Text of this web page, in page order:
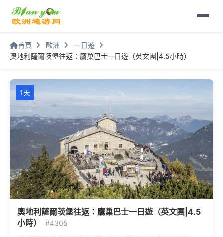
首頁 歐洲
一日遊
奧地利薩爾茨堡往返：鷹巢巴士一日遊（英文團|4.5小時）
1天
奧地利薩爾茨堡往返：鷹巢巴士一日遊（英文團|4.5
小時）
#4305